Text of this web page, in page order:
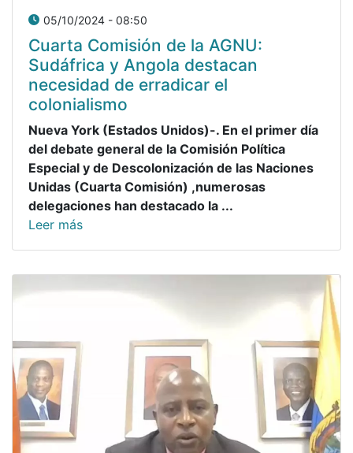
05/10/2024 - 08:50
Cuarta Comisión de la AGNU:
Sudáfrica y Angola destacan
necesidad de erradicar el
colonialismo
Nueva York (Estados Unidos)-. En el primer día
del debate general de la Comisión Política
Especial y de Descolonización de las Naciones
Unidas (Cuarta Comisión) ,numerosas
delegaciones han destacado la ...
Leer más